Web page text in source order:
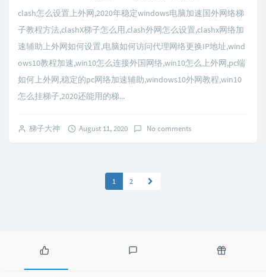
clash怎么设置上外网,2020年稳定windows电脑加速国外网络梯
子教程方法,clashX梯子怎么用,clash外网怎么设置,clashx网络加
速辅助上外网如何设置,电脑如何访问代理网络更换IP地址,wind
ows10教程加速,win10怎么连接外国网络,win10怎么上外网,pc端
如何上外网,稳定的pc网络加速辅助,windows10外网教程,win10
怎么挂梯子,2020还能用的梯...
梯子大神 August 11, 2020 No comments
1 2
P